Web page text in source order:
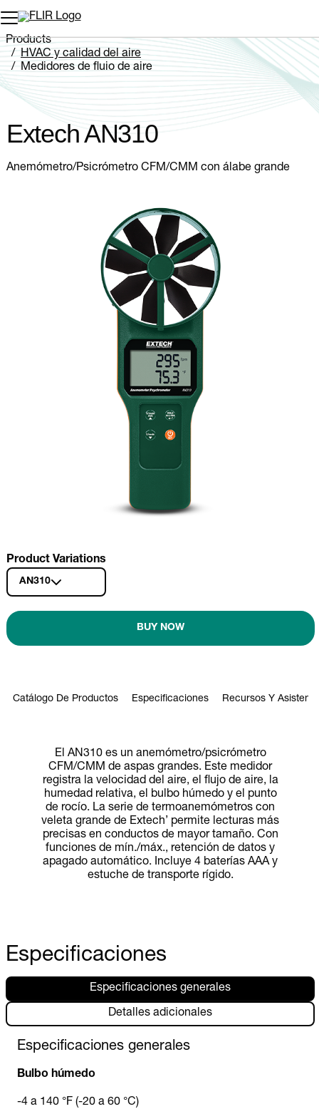
Products
HVAC y calidad del aire
Medidores de flujo de aire
Extech AN310
Extech AN310
Anemómetro/Psicrómetro CFM/CMM con álabe grande
Product Variations
AN310
BUY NOW
Catálogo De Productos Especificaciones Recursos Y
El AN310 es un anemómetro/psicrómetro
CFM/CMM de aspas grandes. Este medidor
registra la velocidad del aire, el flujo de aire, la
humedad relativa, el bulbo húmedo y el punto
de rocío. La serie de termoanemómetros con
veleta grande de Extech’ permite lecturas más
precisas en conductos de mayor tamaño. Con
funciones de mín./máx., retención de datos y
apagado automático. Incluye 4 baterías AAA y
estuche de transporte rígido.
Especificaciones
Especificaciones generales
Detalles adicionales
Especificaciones generales
Bulbo húmedo
-4 a 140 °F (-20 a 60 °C)